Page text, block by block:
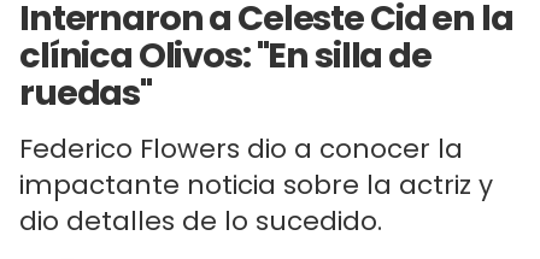
Internaron a Celeste Cid en la
clínica Olivos: "En silla de
ruedas"
Federico Flowers dio a conocer la
impactante noticia sobre la actriz y
dio detalles de lo sucedido.